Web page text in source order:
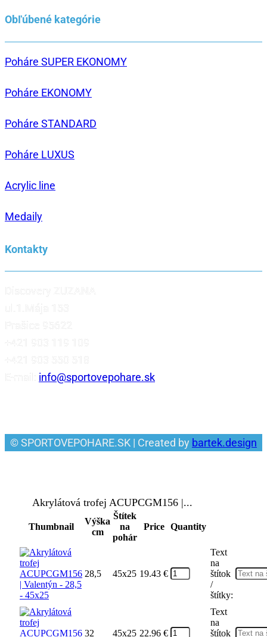
Obľúbené kategórie
Poháre SUPER EKONOMY
Poháre EKONOMY
Poháre STANDARD
Poháre LUXUS
Acrylic line
Medaily
Kontakty
info@sportovepohare.sk
© SPORTOVEPOHARE.SK | Created by bartek.design
Akrylátová trofej ACUPCGM156 |...
Thumbnail
Výška
cm
Štítek
na
pohár
Price Quantity
28,5 45x25 19.43 €
Text
na
štítok
/
štítky:
32 45x25 22.96 €
Text
na
štítok